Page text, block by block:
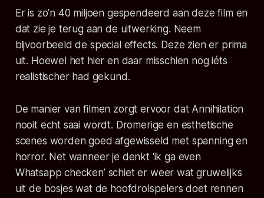
Er is zo’n 40 miljoen gespendeerd aan deze film en
dat zie je terug aan de uitwerking. Neem
bijvoorbeeld de special effects. Deze zien er prima
uit. Hoewel het hier en daar misschien nog iéts
realistischer had gekund.
De manier van filmen zorgt ervoor dat Annihilation
nooit echt saai wordt. Dromerige en esthetische
scenes worden goed afgewisseld met spanning en
horror. Net wanneer je denkt ‘ik ga even
Whatsapp checken’ schiet er weer wat gruwelijks
uit de bosjes wat de hoofdrolspelers doet rennen